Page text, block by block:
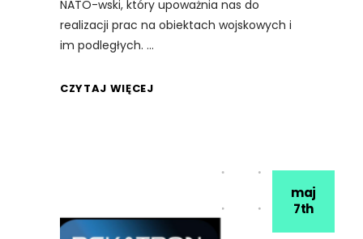
NATO-wski, który upoważnia nas do
realizacji prac na obiektach wojskowych i
im podległych.
CZYTAJ WIĘCEJ
maj
7th